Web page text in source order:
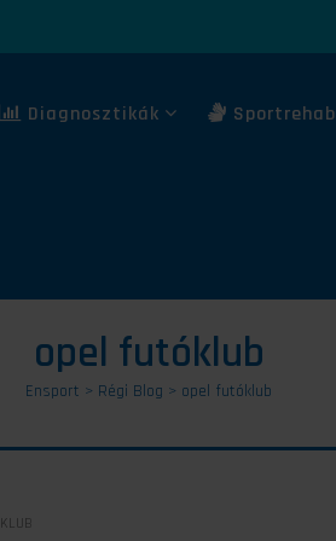
Diagnosztikák Sportrehab
opel futóklub
Ensport > Régi Blog > opel futóklub